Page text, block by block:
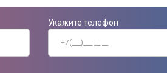
Укажите телефон